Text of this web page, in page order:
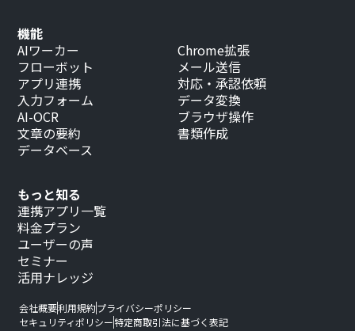
もっと知る
連携アプリ一覧
料金プラン
ユーザーの声
セミナー
活用ナレッジ
機能
AIワーカー
フローボット
アプリ連携
入力フォーム
AI-OCR
文章の要約
データベース
Chrome拡張
メール送信
対応・承認依頼
データ変換
ブラウザ操作
書類作成
会社概要利用規約プライバシーポリシー
セキュリティポリシー特定商取引法に基づく表記